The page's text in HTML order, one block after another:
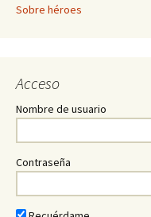
Sobre héroes
Acceso
Nombre de usuario
Contraseña